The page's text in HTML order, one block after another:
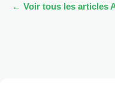
← Voir tous les articles